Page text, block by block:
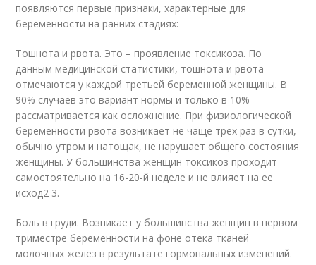
появляются первые признаки, характерные для
беременности на ранних стадиях:
Тошнота и рвота. Это – проявление токсикоза. По
данным медицинской статистики, тошнота и рвота
отмечаются у каждой третьей беременной женщины. В
90% случаев это вариант нормы и только в 10%
рассматривается как осложнение. При физиологической
беременности рвота возникает не чаще трех раз в сутки,
обычно утром и натощак, не нарушает общего состояния
женщины. У большинства женщин токсикоз проходит
самостоятельно на 16-20-й неделе и не влияет на ее
исход2 3.
Боль в груди. Возникает у большинства женщин в первом
триместре беременности на фоне отека тканей
молочных желез в результате гормональных изменений.